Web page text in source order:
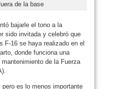
de la base
bajarle el tono a la
sido invitada y celebró que
F-16 se haya realizado en el
donde funciona una
de la Fuerza
es lo menos importante